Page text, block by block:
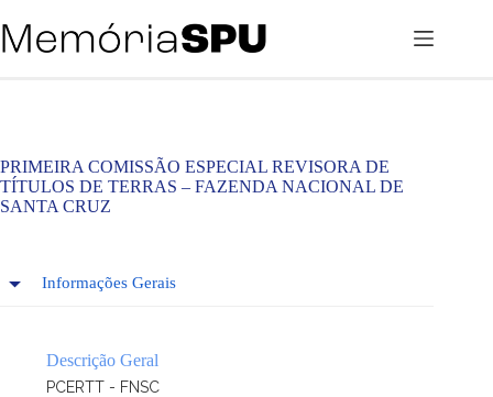
para
o
PRIMEIRA COMISSÃO ESPECIAL REVISORA DE
TÍTULOS DE TERRAS – FAZENDA NACIONAL DE
SANTA CRUZ
Informações Gerais
Descrição Geral
PCERTT - FNSC